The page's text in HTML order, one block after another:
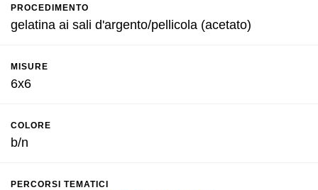
PROCEDIMENTO
gelatina ai sali d'argento/pellicola (acetato)
MISURE
6x6
COLORE
b/n
PERCORSI TEMATICI